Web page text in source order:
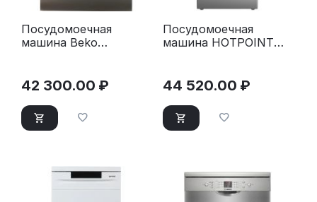
Посудомоечная
машина Beko
42 300.00 ₽
Посудомоечная
машина HOTPOINT
44 520.00 ₽